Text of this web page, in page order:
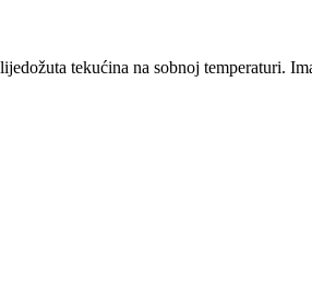
tekućina na sobnoj temperaturi.